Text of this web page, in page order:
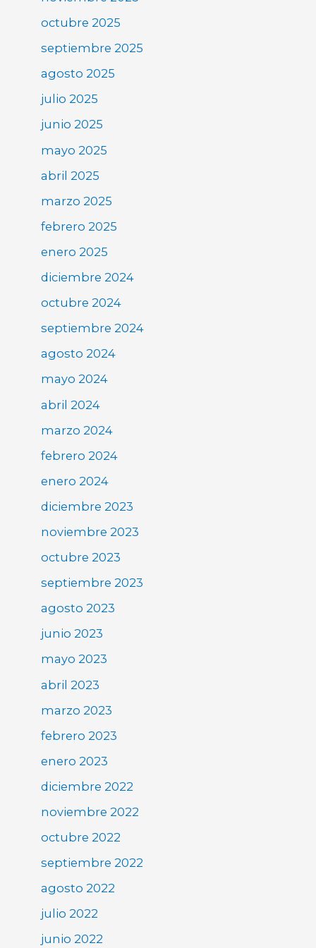
octubre 2025
septiembre 2025
agosto 2025
julio 2025
junio 2025
mayo 2025
abril 2025
marzo 2025
febrero 2025
enero 2025
diciembre 2024
octubre 2024
septiembre 2024
agosto 2024
mayo 2024
abril 2024
marzo 2024
febrero 2024
enero 2024
diciembre 2023
noviembre 2023
octubre 2023
septiembre 2023
agosto 2023
junio 2023
mayo 2023
abril 2023
marzo 2023
febrero 2023
enero 2023
diciembre 2022
noviembre 2022
octubre 2022
septiembre 2022
agosto 2022
julio 2022
junio 2022